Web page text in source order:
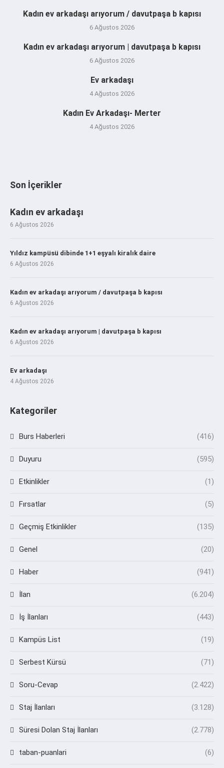
Kadın ev arkadaşı arıyorum / davutpaşa b kapısı
6 Ağustos 2026
Kadın ev arkadaşı arıyorum | davutpaşa b kapısı
6 Ağustos 2026
Ev arkadaşı
4 Ağustos 2026
Kadın Ev Arkadaşı- Merter
4 Ağustos 2026
Son İçerikler
Kadın ev arkadaşı
6 Ağustos 2026
Yıldız kampüsü dibinde 1+1 eşyalı kiralık daire
6 Ağustos 2026
Kadın ev arkadaşı arıyorum / davutpaşa b kapısı
6 Ağustos 2026
Kadın ev arkadaşı arıyorum | davutpaşa b kapısı
6 Ağustos 2026
Ev arkadaşı
4 Ağustos 2026
Kategoriler
Burs Haberleri (416)
Duyuru (595)
Etkinlikler (1)
Fırsatlar (5)
Geçmiş Etkinlikler (135)
Genel (20)
Haber (941)
İlan (6.204)
İş İlanları (443)
Kampüs List (19)
Serbest Kürsü (71)
Soru-Cevap (2.422)
Staj İlanları (3.128)
Süresi Dolan Staj İlanları (2.778)
taban-puanlari (6)